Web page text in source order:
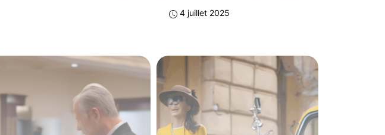
4 juillet 2025